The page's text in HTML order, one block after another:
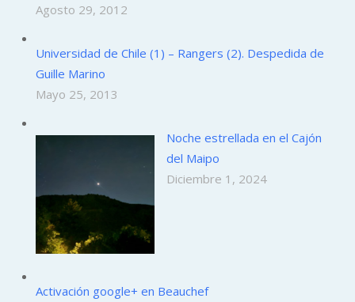
Agosto 29, 2012
Universidad de Chile (1) – Rangers (2). Despedida de
Guille Marino
Mayo 25, 2013
Noche estrellada en el Cajón
del Maipo
Diciembre 1, 2024
Activación google+ en Beauchef